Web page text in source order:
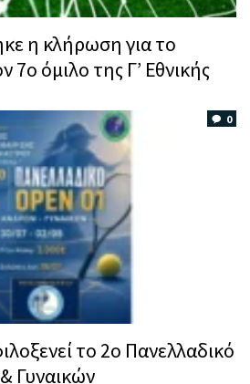
η κλήρωση για το
όμιλο της Γ’ Εθνικής
0
το 2ο Πανελλαδικό
Γυναικών